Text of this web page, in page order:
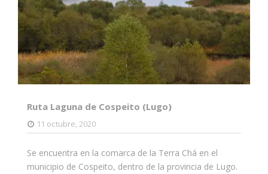
Ruta Laguna de Cospeito (Lugo)
11 octubre, 2020
Se encuentra en la comarca de la Terra Chá en el
municipio de Cospeito, dentro de la provincia de Lugo.